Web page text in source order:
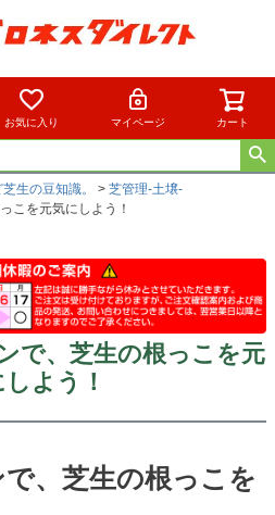
お気に入り マイページ カート
生の豆知識。
芝管理-土壌-
を元気にしよう！
、芝生の根っこを元
よう！
、芝生の根っこを